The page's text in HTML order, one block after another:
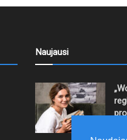
Naujausi